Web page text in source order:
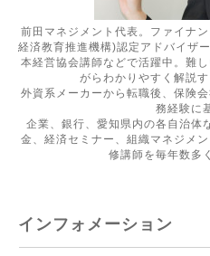
前田マネジメント代表。ファイナ
経済教育推進機構)認定アドバイザ
本経営協会講師などで活躍中。難
がらわかりやすく解説
外資系メーカーから転職後、保険
務経験に
企業、銀行、愛知県内の各自治体
金、経済セミナー、組織マネジメ
修講師を毎年数多
インフォメーション